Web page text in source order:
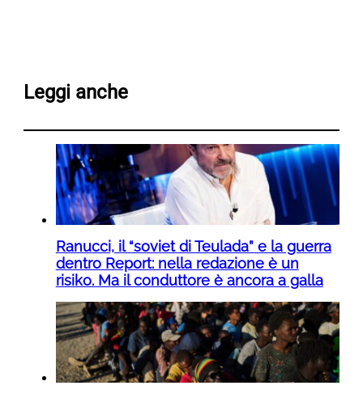
Leggi anche
Ranucci, il “soviet di Teulada” e la guerra
dentro Report: nella redazione è un
risiko. Ma il conduttore è ancora a galla